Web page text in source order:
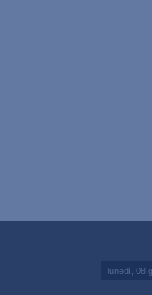
lunedì, 08